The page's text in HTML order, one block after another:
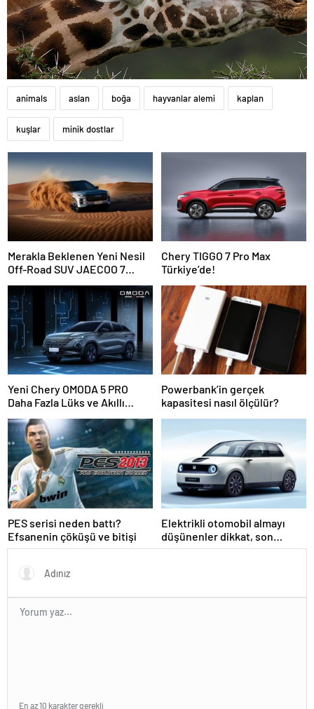
animals aslan boğa hayvanlar alemi kaplan
kuşlar minik dostlar
Merakla Beklenen Yeni Nesil
Off-Road SUV JAECOO 7
Türkiye’de Satışa Sunuluyor!
Chery TIGGO 7 Pro Max
Türkiye’de!
Yeni Chery OMODA 5 PRO
Daha Fazla Lüks ve Akıllı
Teknoloji ile Geldi!
Powerbank’in gerçek
kapasitesi nasıl ölçülür?
PES serisi neden battı?
Efsanenin çöküşü ve bitişi
Elektrikli otomobil almayı
düşünenler dikkat, son
pişmanlık fayda etmez
En az 10 karakter gerekli